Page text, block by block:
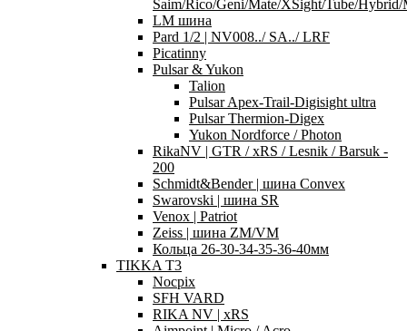
Saim/Rico/Geni/Mate/XSight/Tube/
LM шина
Pard 1/2 | NV008../ SA../ LRF
Picatinny
Pulsar & Yukon
Talion
Pulsar Apex-Trail-Digisight ultra
Pulsar Thermion-Digex
Yukon Nordforce / Photon
RikaNV | GTR / xRS / Lesnik / Barsuk -
200
Schmidt&Bender | шина Convex
Swarovski | шина SR
Venox | Patriot
Zeiss | шина ZM/VM
Кольца 26-30-34-35-36-40мм
TIKKA T3
Nocpix
SFH VARD
RIKA NV | xRS